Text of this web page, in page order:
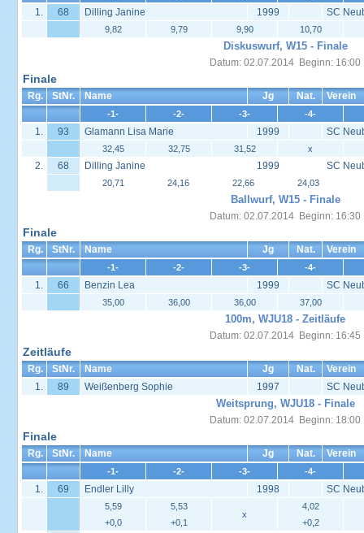
1. 68 Dilling Janine 1999 SC
9,82 9,79 9,90 10,70
Diskuswurf, W15 - Finale
Datum: 02.07.2014 Beginn: 16:00
Finale
Rg. StNr. Name Jg Nat. Verein
-1- -2- -3- -4-
1. 93 Glamann Lisa Marie 1999 SC
32,45 32,75 31,52 x
2. 68 Dilling Janine 1999 SC
20,71 24,16 22,66 24,03
Ballwurf, W15 - Finale
Datum: 02.07.2014 Beginn: 16:30
Finale
Rg. StNr. Name Jg Nat. Verein
-1- -2- -3- -4-
1. 66 Benzin Lea 1999 SC
35,00 36,00 36,00 37,00
100m, WJU18 - Zeitläufe
Datum: 02.07.2014 Beginn: 16:45
Zeitläufe
Rg. StNr. Name Jg Nat.
Verein
1.
89 Weißenberg Sophie 1997 SC
Weitsprung, WJU18 - Finale
Datum: 02.07.2014 Beginn: 18:00
Finale
Rg. StNr. Name Jg Nat. Verein
-1- -2- -3- -4-
1. 69 Endler Lilly 1998 SC
5,59
+0,0
5,53
+0,1
x
4,02
+0,2